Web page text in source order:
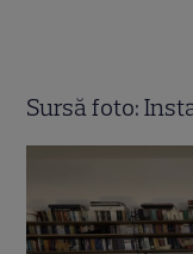
Sursă foto: